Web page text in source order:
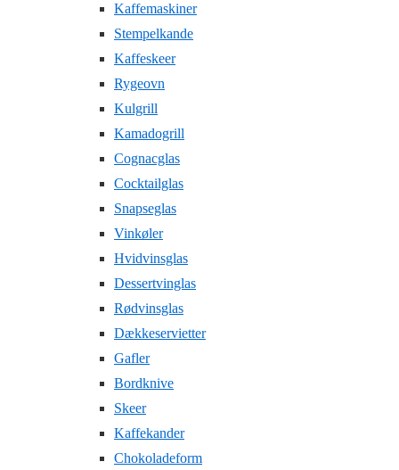
Kaffemaskiner
Stempelkande
Kaffeskeer
Rygeovn
Kulgrill
Kamadogrill
Cognacglas
Cocktailglas
Snapseglas
Vinkøler
Hvidvinsglas
Dessertvinglas
Rødvinsglas
Dækkeservietter
Gafler
Bordknive
Skeer
Kaffekander
Chokoladeform